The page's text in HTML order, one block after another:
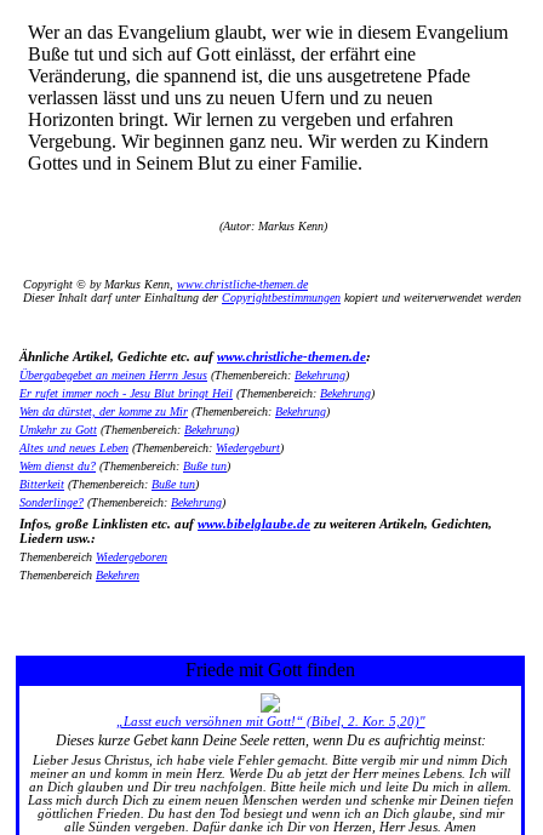
Wer an das Evangelium glaubt, wer wie in diesem Evangelium
Buße tut und sich auf Gott einlässt, der erfährt eine
Veränderung, die spannend ist, die uns ausgetretene Pfade
verlassen lässt und uns zu neuen Ufern und zu neuen
Horizonten bringt. Wir lernen zu vergeben und erfahren
Vergebung. Wir beginnen ganz neu. Wir werden zu Kindern
Gottes und in Seinem Blut zu einer Familie.
(Autor: Markus Kenn)
Copyright © by Markus Kenn, www.christliche-themen.de
Dieser Inhalt darf unter Einhaltung der Copyrightbestimmungen kopiert und weiterverwendet werden
Ähnliche Artikel, Gedichte etc. aufwww.christliche-themen.de:
Übergabegebet an meinen Herrn Jesus (Themenbereich: Bekehrung)
Er rufet immer noch - Jesu Blut bringt Heil (Themenbereich: Bekehrung)
Wen da dürstet, der komme zu Mir (Themenbereich: Bekehrung)
Umkehr zu Gott (Themenbereich: Bekehrung)
Altes und neues Leben (Themenbereich: Wiedergeburt)
Wem dienst du? (Themenbereich: Buße tun)
Bitterkeit (Themenbereich: Buße tun)
Sonderlinge? (Themenbereich: Bekehrung)
Infos, große Linklisten etc. aufwww.bibelglaube.de zu weiteren Artikeln, Gedichten,
Liedern usw.:
Themenbereich Wiedergeboren
Themenbereich Bekehren
Friede mit Gott finden
„Lasst euch versöhnen mit Gott!“ (Bibel, 2. Kor. 5,20)"
Dieses kurze Gebet kann Deine Seele retten, wenn Du es aufrichtig meinst:
Lieber Jesus Christus, ich habe viele Fehler gemacht. Bitte vergib mir und nimm Dich
meiner an und komm in mein Herz. Werde Du ab jetzt der Herr meines Lebens. Ich will
an Dich glauben und Dir treu nachfolgen. Bitte heile mich und leite Du mich in allem.
Lass mich durch Dich zu einem neuen Menschen werden und schenke mir Deinen tiefen
göttlichen Frieden. Du hast den Tod besiegt und wenn ich an Dich glaube, sind mir
alle Sünden vergeben. Dafür danke ich Dir von Herzen, Herr Jesus. Amen